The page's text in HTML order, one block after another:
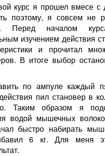
курс я прошел вмесе с
поэтому, я совсем не
Перед началом
изучением действия
и прочитал
В итоге выбор
по ампуле каждый
пил становер в
Таким образом я
водой мышечных
быстро набирать
6 кг. Для меня